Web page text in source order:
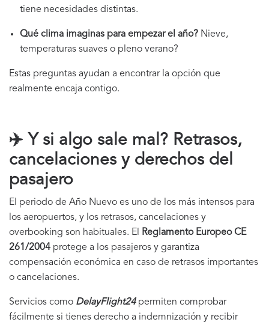
tiene necesidades distintas.
Qué clima imaginas para empezar el año? Nieve,
temperaturas suaves o pleno verano?
Estas preguntas ayudan a encontrar la opción que
realmente encaja contigo.
✈️ Y si algo sale mal? Retrasos,
cancelaciones y derechos del
pasajero
El periodo de Año Nuevo es uno de los más intensos para
los aeropuertos, y los retrasos, cancelaciones y
overbooking son habituales. El Reglamento Europeo CE
261/2004 protege a los pasajeros y garantiza
compensación económica en caso de retrasos importantes
o cancelaciones.
Servicios como DelayFlight24 permiten comprobar
fácilmente si tienes derecho a indemnización y recibir